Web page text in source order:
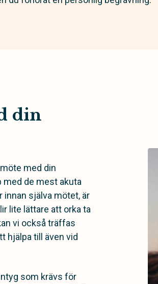
din
med din
med de mest akuta
innan själva mötet, är
lite lättare att orka ta
vi också träffas
hjälpa till även vid
som krävs för